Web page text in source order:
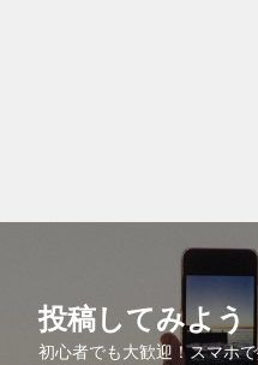
投稿してみよう
初心者でも大歓迎！スマホ